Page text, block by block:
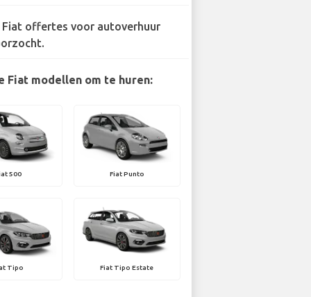
Fiat offertes voor autoverhuur
Fiat modellen om te huren:
500 Fiat Punto
Tipo Fiat Tipo Estate